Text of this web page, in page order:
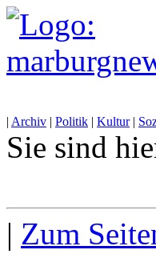
| Archiv | Politik | Kultur|
Sie sind
| Zum